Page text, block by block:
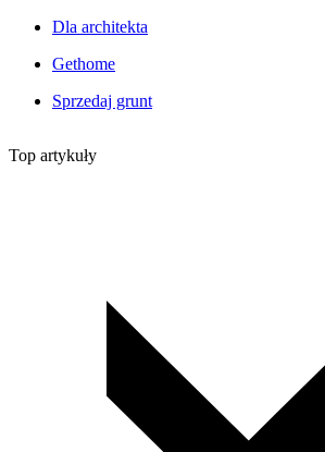
Dla architekta
Gethome
Sprzedaj grunt
Top artykuły